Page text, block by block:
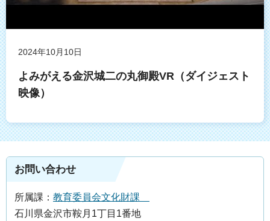
2024年10月10日
よみがえる金沢城二の丸御殿VR（ダイジェスト
映像）
お問い合わせ
所属課： 教育委員会文化財課
石川県金沢市鞍月1丁目1番地